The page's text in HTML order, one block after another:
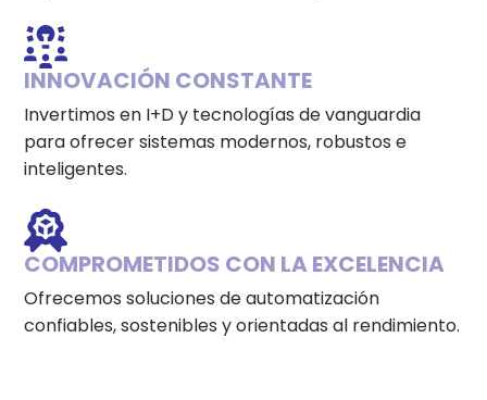
INNOVACIÓN CONSTANTE
Invertimos en I+D y tecnologías de vanguardia
para ofrecer sistemas modernos, robustos e
inteligentes.
COMPROMETIDOS CON LA EXCELENCIA
Ofrecemos soluciones de automatización
confiables, sostenibles y orientadas al rendimiento.